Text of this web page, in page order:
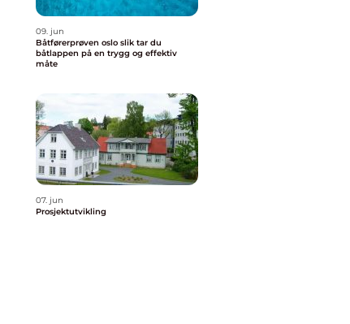
09. jun
Båtførerprøven oslo slik tar du
båtlappen på en trygg og effektiv
måte
07. jun
Prosjektutvikling